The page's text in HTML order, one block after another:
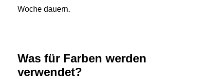
Woche dauern.
Was für Farben werden
verwendet?